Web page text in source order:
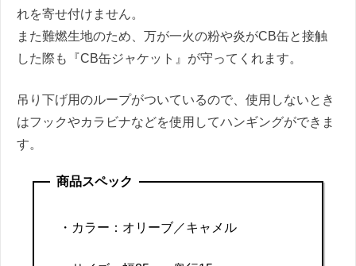
れを寄せ付けません。
また難燃生地のため、万が一火の粉や炎がCB缶と接触
した際も『CB缶ジャケット』が守ってくれます。
吊り下げ用のループがついているので、使用しないとき
はフックやカラビナなどを使用してハンギングができま
す。
商品スペック
・ カラー：オリーブ／キャメル